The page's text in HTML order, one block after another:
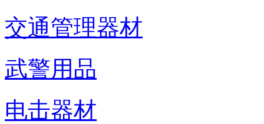
交通管理器材
武警用品
电击器材